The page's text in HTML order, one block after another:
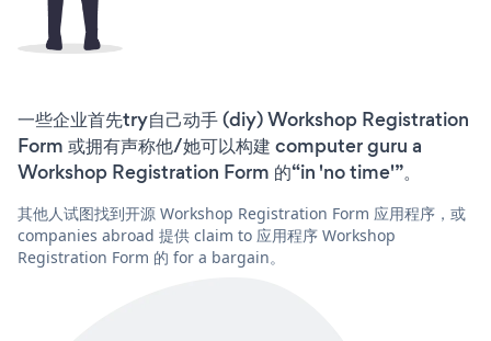
一些企业首先try自己动手 (diy) Workshop Registration
Form 或拥有声称他/她可以构建 computer guru a
Workshop Registration Form 的“in 'no time'”。
其他人试图找到开源 Workshop Registration Form 应用程序，或
companies abroad 提供 claim to 应用程序 Workshop
Registration Form 的 for a bargain。